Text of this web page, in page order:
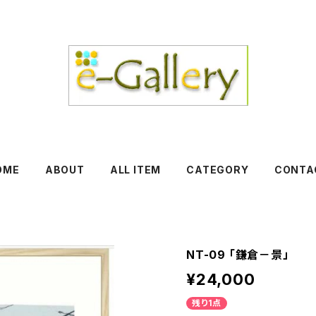
ABOUT ALL ITEM CATEGORY
NT-09 「鎌倉－景」
¥24,000
残り1点